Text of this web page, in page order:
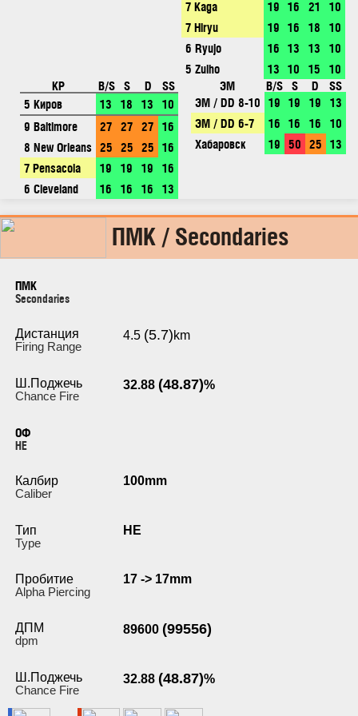
7 Kaga 19 16 21
10
7 Hiryu
19 16 18 10
6 Ryujo
16 13 13 10
5 Zuiho
13 10 15 10
КР
B/S S D
SS
5 Киров
13 18 13 10
9 Baltimore
27 27 27 16
8 New Orleans 25 25 25 16
7 Pensacola
19 19 19 16
6 Cleveland
16 16 16 13
ЭМ B/S S D
SS
ЭМ / DD 8-10 19 19 19 13
ЭМ / DD 6-7
16 16 16 10
Хабаровск
19 50 25 13
ПМК / Secondaries
ПМК
Secondaries
Дистанция
Firing Range
4.5 (5.7)km
Ш.Поджечь
Chance Fire
32.88 (48.87)%
ОФ
HE
Калбир
Caliber
100mm
Тип
Type
HE
Пробитие
Alpha Piercing
17 -> 17mm
ДПМ
dpm
89600 (99556)
Ш.Поджечь
Chance Fire
32.88 (48.87)%